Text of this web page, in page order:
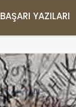
BAŞARI YAZILARI